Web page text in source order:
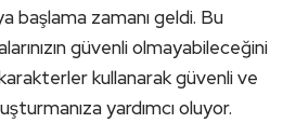
başlama zamanı geldi. Bu
güvenli olmayabileceğini
kullanarak güvenli ve
yardımcı oluyor.